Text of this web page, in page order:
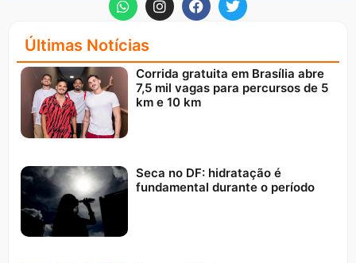
Últimas Notícias
Corrida gratuita em Brasília abre
7,5 mil vagas para percursos de 5
km e 10 km
Seca no DF: hidratação é
fundamental durante o período